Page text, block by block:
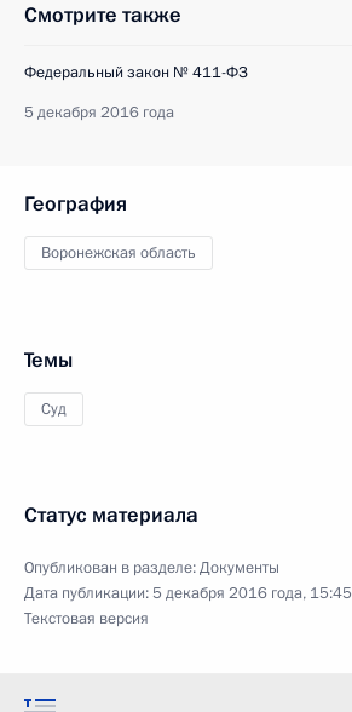
Смотрите также
Федеральный закон № 411-ФЗ
5 декабря 2016 года
География
Воронежская область
Темы
Суд
Статус материала
Опубликован в разделе:Документы
Дата публикации:5 декабря 2016 года, 15:45
Текстовая версия